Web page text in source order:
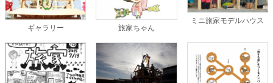
ギャラリー 旅家ちゃん
ミニ旅家モデルハウス